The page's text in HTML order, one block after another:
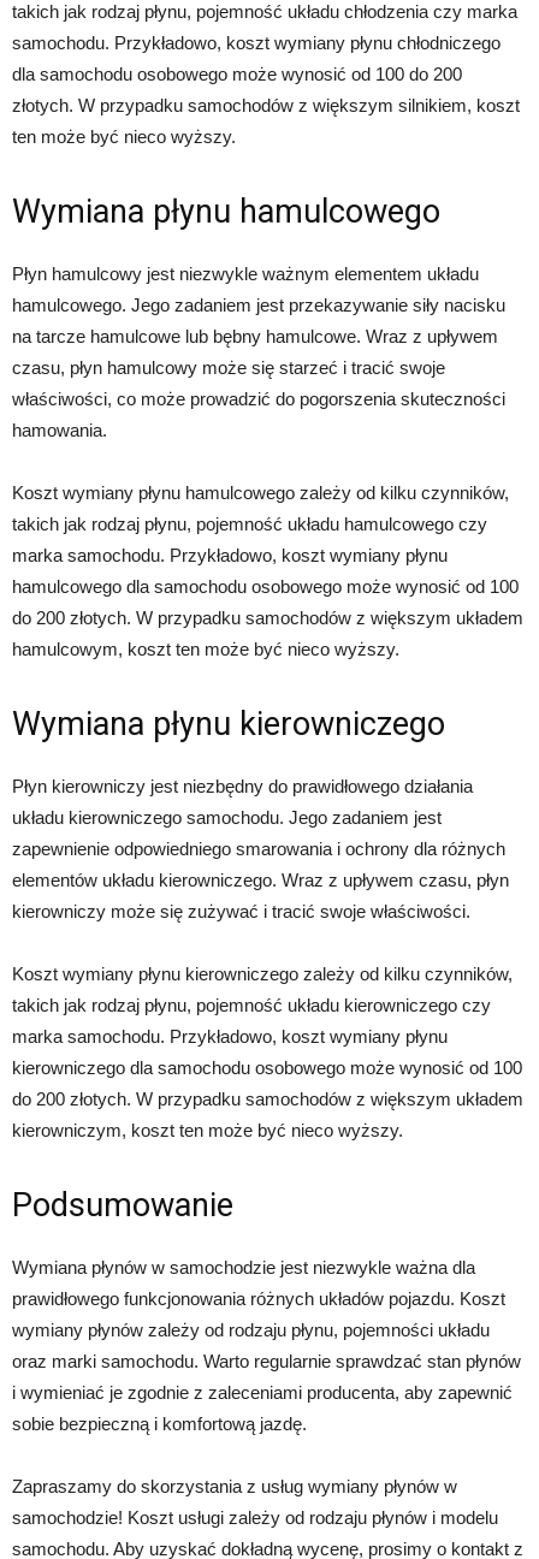
takich jak rodzaj płynu, pojemność układu chłodzenia czy marka
samochodu. Przykładowo, koszt wymiany płynu chłodniczego
dla samochodu osobowego może wynosić od 100 do 200
złotych. W przypadku samochodów z większym silnikiem, koszt
ten może być nieco wyższy.
Wymiana płynu hamulcowego
Płyn hamulcowy jest niezwykle ważnym elementem układu
hamulcowego. Jego zadaniem jest przekazywanie siły nacisku
na tarcze hamulcowe lub bębny hamulcowe. Wraz z upływem
czasu, płyn hamulcowy może się starzeć i tracić swoje
właściwości, co może prowadzić do pogorszenia skuteczności
hamowania.
Koszt wymiany płynu hamulcowego zależy od kilku czynników,
takich jak rodzaj płynu, pojemność układu hamulcowego czy
marka samochodu. Przykładowo, koszt wymiany płynu
hamulcowego dla samochodu osobowego może wynosić od 100
do 200 złotych. W przypadku samochodów z większym układem
hamulcowym, koszt ten może być nieco wyższy.
Wymiana płynu kierowniczego
Płyn kierowniczy jest niezbędny do prawidłowego działania
układu kierowniczego samochodu. Jego zadaniem jest
zapewnienie odpowiedniego smarowania i ochrony dla różnych
elementów układu kierowniczego. Wraz z upływem czasu, płyn
kierowniczy może się zużywać i tracić swoje właściwości.
Koszt wymiany płynu kierowniczego zależy od kilku czynników,
takich jak rodzaj płynu, pojemność układu kierowniczego czy
marka samochodu. Przykładowo, koszt wymiany płynu
kierowniczego dla samochodu osobowego może wynosić od 100
do 200 złotych. W przypadku samochodów z większym układem
kierowniczym, koszt ten może być nieco wyższy.
Podsumowanie
Wymiana płynów w samochodzie jest niezwykle ważna dla
prawidłowego funkcjonowania różnych układów pojazdu. Koszt
wymiany płynów zależy od rodzaju płynu, pojemności układu
oraz marki samochodu. Warto regularnie sprawdzać stan płynów
i wymieniać je zgodnie z zaleceniami producenta, aby zapewnić
sobie bezpieczną i komfortową jazdę.
Zapraszamy do skorzystania z usług wymiany płynów w
samochodzie! Koszt usługi zależy od rodzaju płynów i modelu
samochodu. Aby uzyskać dokładną wycenę, prosimy o kontakt z